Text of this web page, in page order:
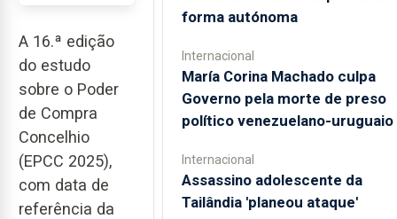
A 16.ª edição
do estudo
sobre o Poder
de Compra
Concelhio
(EPCC 2025),
com data de
referência da
forma autónoma
Internacional
María Corina Machado culpa
Governo pela morte de preso
político venezuelano-uruguaio
Internacional
Assassino adolescente da
Tailândia 'planeou ataque'